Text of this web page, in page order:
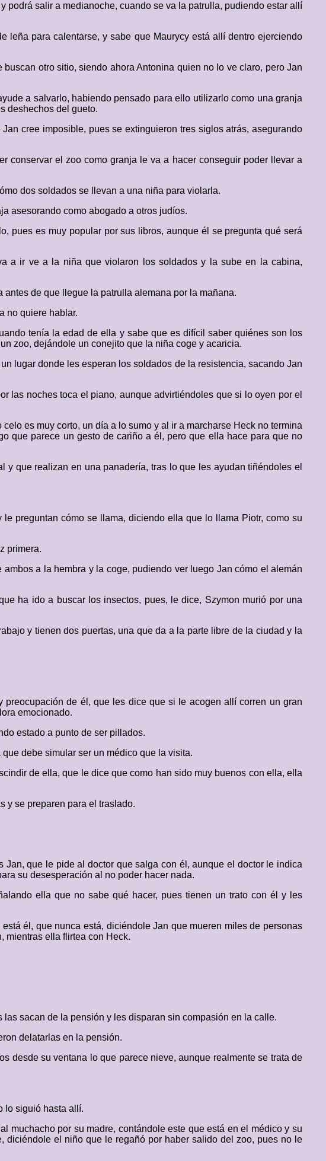
podrá salir a medianoche, cuando se va la patrulla, pudiendo estar allí
leña para calentarse, y sabe que Maurycy está allí dentro ejerciendo
otro sitio, siendo ahora Antonina quien no lo ve claro, pero Jan
a salvarlo, habiendo pensado para ello utilizarlo como una granja
deshechos del gueto.
cree imposible, pues se extinguieron tres siglos atrás, asegurando
conservar el zoo como granja le va a hacer conseguir poder llevar a
dos soldados se llevan a una niña para violarla.
asesorando como abogado a otros judíos.
pues es muy popular por sus libros, aunque él se pregunta qué será
a ir ve a la niña que violaron los soldados y la sube en la cabina,
de que llegue la patrulla alemana por la mañana.
no quiere hablar.
tenía la edad de ella y sabe que es difícil saber quiénes son los
zoo, dejándole un conejito que la niña coge y acaricia.
lugar donde les esperan los soldados de la resistencia, sacando Jan
las noches toca el piano, aunque advirtiéndoles que si lo oyen por el
es muy corto, un día a lo sumo y al ir a marcharse Heck no termina
que parece un gesto de cariño a él, pero que ella hace para que no
que realizan en una panadería, tras lo que les ayudan tiñéndoles el
preguntan cómo se llama, diciendo ella que lo llama Piotr, como su
primera.
a la hembra y la coge, pudiendo ver luego Jan cómo el alemán
ha ido a buscar los insectos, pues, le dice, Szymon murió por una
y tienen dos puertas, una que da a la parte libre de la ciudad y la
de él, que les dice que si le acogen allí corren un gran
emocionado.
estado a punto de ser pillados.
debe simular ser un médico que la visita.
de ella, que le dice que como han sido muy buenos con ella, ella
y se preparen para el traslado.
que le pide al doctor que salga con él, aunque el doctor le indica
su desesperación al no poder hacer nada.
ella que no sabe qué hacer, pues tienen un trato con él y les
él, que nunca está, diciéndole Jan que mueren miles de personas
mientras ella flirtea con Heck.
sacan de la pensión y les disparan sin compasión en la calle.
delatarlas en la pensión.
desde su ventana lo que parece nieve, aunque realmente se trata de
lo siguió hasta allí.
muchacho por su madre, contándole este que está en el médico y su
el niño que le regañó por haber salido del zoo, pues no le